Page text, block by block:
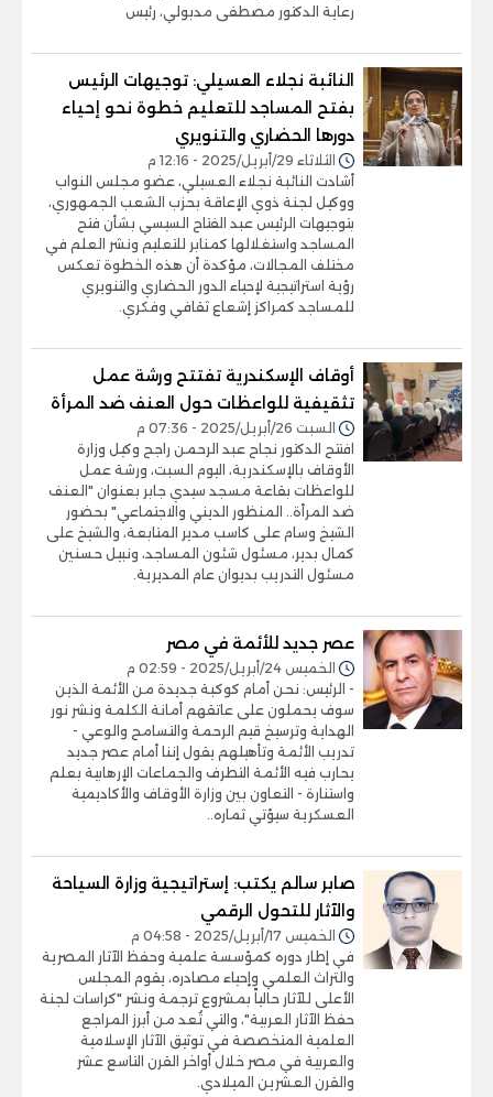
رعاية الدكتور مصطفى مدبولي، رئيس
النائبة نجلاء العسيلي: توجيهات الرئيس
بفتح المساجد للتعليم خطوة نحو إحياء
دورها الحضاري والتنويري
الثلاثاء 29/أبريل/2025 - 12:16 م
أشادت النائبة نجلاء العسيلي، عضو مجلس النواب
ووكيل لجنة ذوي الإعاقة بحزب الشعب الجمهوري،
بتوجيهات الرئيس عبد الفتاح السيسي بشأن فتح
المساجد واستغلالها كمنابر للتعليم ونشر العلم في
مختلف المجالات، مؤكدة أن هذه الخطوة تعكس
رؤية استراتيجية لإحياء الدور الحضاري والتنويري
للمساجد كمراكز إشعاع ثقافي وفكري.
أوقاف الإسكندرية تفتتح ورشة عمل
تثقيفية للواعظات حول العنف ضد المرأة
السبت 26/أبريل/2025 - 07:36 م
افتتح الدكتور نجاح عبد الرحمن راجح وكيل وزارة
الأوقاف بالإسكندرية، اليوم السبت، ورشة عمل
للواعظات بقاعة مسجد سيدي جابر بعنوان "العنف
ضد المرأة.. المنظور الديني والاجتماعي" بحضور
الشيخ وسام على كاسب مدير المتابعة، والشيخ على
كمال بدير، مسئول شئون المساجد، ونبيل حسنين
مسئول التدريب بديوان عام المديرية.
عصر جديد للأئمة في مصر
الخميس 24/أبريل/2025 - 02:59 م
- الرئيس: نحن أمام كوكبة جديدة من الأئمة الذين
سوف يحملون على عاتقهم أمانة الكلمة ونشر نور
الهداية وترسيخ قيم الرحمة والتسامح والوعي -
تدريب الأئمة وتأهيلهم يقول إننا أمام عصر جديد
يحارب فيه الأئمة التطرف والجماعات الإرهابية بعلم
واستنارة - التعاون بين وزارة الأوقاف والأكاديمية
العسكرية سيؤتي ثماره..
صابر سالم يكتب: إستراتيجية وزارة السياحة
والآثار للتحول الرقمي
الخميس 17/أبريل/2025 - 04:58 م
في إطار دوره كمؤسسة علمية وحفظ الآثار المصرية
والتراث العلمي وإحياء مصادره، يقوم المجلس
الأعلى للآثار حالياً بمشروع ترجمة ونشر "كراسات لجنة
حفظ الآثار العربية"، والتي تُعد من أبرز المراجع
العلمية المتخصصة في توثيق الآثار الإسلامية
والعربية في مصر خلال أواخر القرن التاسع عشر
والقرن العشرين الميلادي.